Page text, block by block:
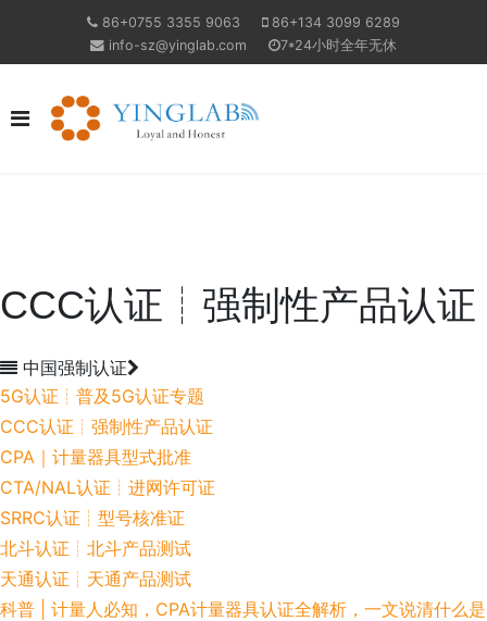
86+0755 3355 9063
86+134 3099 6289
info-sz@yinglab.com
7*24小时全年无休
CCC认证┊强制性产品认证
中国强制认证
5G认证┊普及5G认证专题
CCC认证┊强制性产品认证
CPA｜计量器具型式批准
CTA/NAL认证┊进网许可证
SRRC认证┊型号核准证
北斗认证┊北斗产品测试
天通认证┊天通产品测试
科普 | 计量人必知，CPA计量器具认证全解析，一文说清什么是